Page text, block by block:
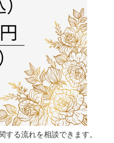
る流れを相談できます。